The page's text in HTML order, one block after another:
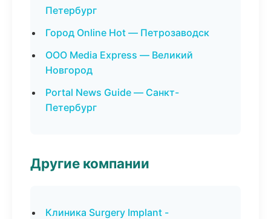
Петербург
Город Online Hot — Петрозаводск
ООО Media Express — Великий
Новгород
Portal News Guide — Санкт-
Петербург
Другие компании
Клиника Surgery Implant -